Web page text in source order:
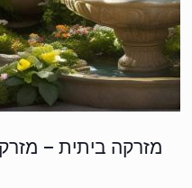
מזרקה ביתית –